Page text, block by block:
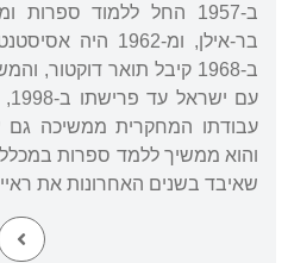
ב-1957 החל ללמוד
בר-אילן, ומ-1962 היה אסיסטנט של פרופ'
ב-1968 קיבל תואר
עבודתו המחקרית ממשיכה גם
והוא ממשיך ללמד ספרות
שאיבד בשנים האחרונות את